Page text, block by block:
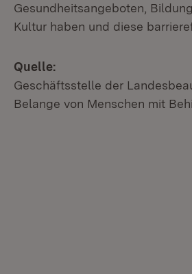
Gesundheitsangeboten,
Kultur haben und diese
Quelle:
Geschäftsstelle der
Belange von Menschen mit